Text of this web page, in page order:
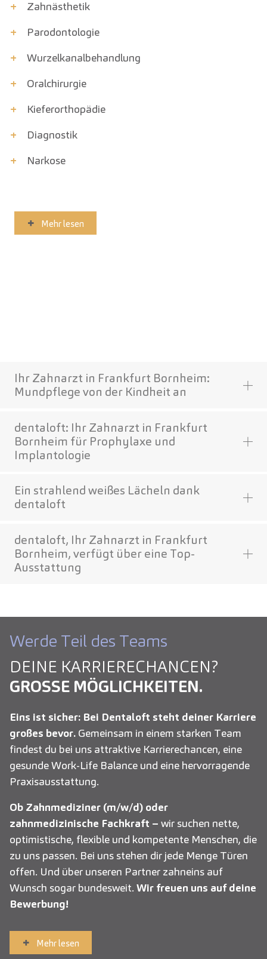
+
Zahnästhetik
+
Parodont­ologie
+
Wurzelkanal­behandlung
+
Oralchirurgie
+
Kiefer­orthopädie
+
Diagnostik
+
Narkose
Mehr lesen
Ihr Zahnarzt in Frankfurt Bornheim:
Mundpflege von der Kindheit an
dentaloft: Ihr Zahnarzt in Frankfurt
Bornheim für Prophylaxe und
Implantologie
Ein strahlend weißes Lächeln dank
dentaloft
dentaloft, Ihr Zahnarzt in Frankfurt
Bornheim, verfügt über eine Top-
Ausstattung
Werde Teil des Teams
DEINE KARRIERE­CHANCEN?
GROSSE MÖGLICHKEITEN.
Eins ist sicher: Bei Dentaloft steht deiner Karriere
großes bevor. Gemeinsam in einem starken Team
findest du bei uns attraktive Karrierechancen, eine
gesunde Work-Life Balance und eine hervorragende
Praxisausstattung.
Ob Zahnmediziner (m/w/d) oder
zahnmedizinische Fachkraft – wir suchen nette,
optimistische, flexible und kompetente Menschen, die
zu uns passen. Bei uns stehen dir jede Menge Türen
offen. Und über unseren Partner zahneins auf
Wunsch sogar bundesweit. Wir freuen uns auf deine
Bewerbung!
Mehr lesen